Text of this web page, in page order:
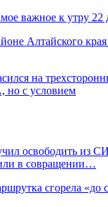
важное к утру 22
Алтайского
на
с условием
освободить из
в совращении…
сгорела «до